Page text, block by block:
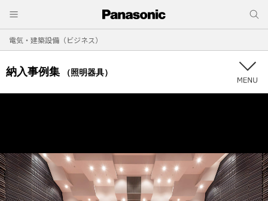
電気・建築設備（ビジネス）
納入事例集 （照明器具）